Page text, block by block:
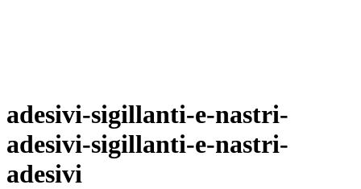
adesivi-sigillanti-e-nastri-
adesivi-sigillanti-e-nastri-
adesivi